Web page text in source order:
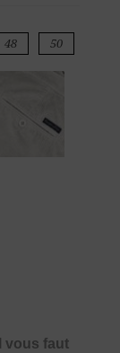
48 50
vous faut